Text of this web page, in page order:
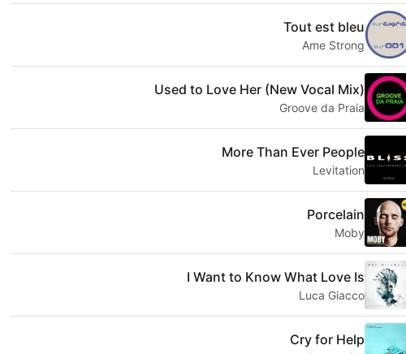
Tout est bleu
Ame Strong
Used to Love Her (New Vocal Mix)
Groove da Praia
More Than Ever People
Levitation
Porcelain
Moby
I Want to Know What Love Is
Luca Giacco
Cry for Help